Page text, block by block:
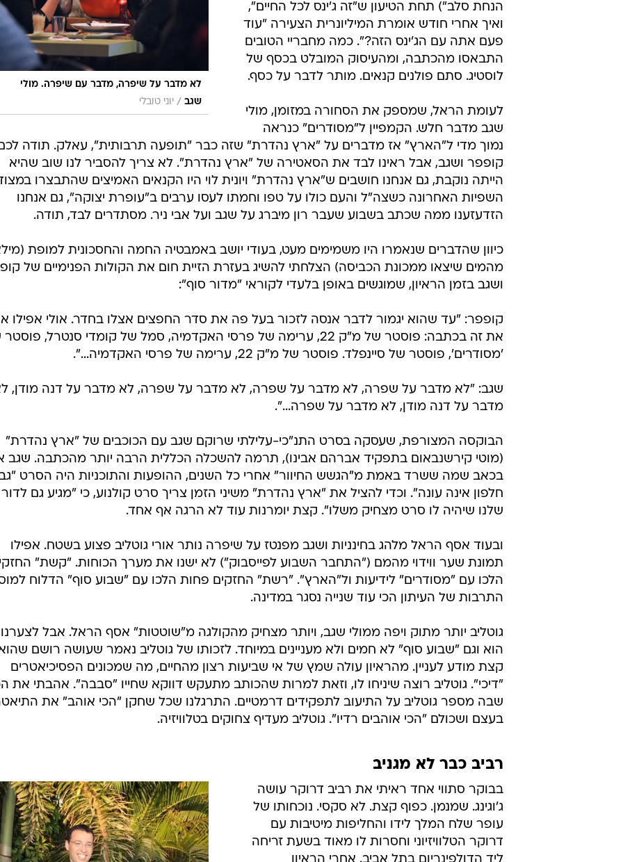
לא מדבר על שיפרה, מדבר עם שיפרה. מולי
שגב / יוני טובלי
הנחת סלב") תחת הטיעון ש"זה ג'ינס לכל החיים",
ואיך אחרי חודש אומרת המיליונרית הצעירה "עוד
פעם אתה עם הג'ינס הזה?". כמה מחבריי הטובים
התבאסו מהכתבה, ומהעיסוק המובלט בכסף של
לוסטיג. סתם פולנים קנאים. מותר לדבר על כסף.
לעומת הראל, שמספק את הסחורה במזומן, מולי
שגב מדבר חלש. הקמפיין ל"מסודרים" כנראה
נמוך מדי ל"הארץ" אז מדברים על "ארץ נהדרת" שזה כבר "תופעה תרבותית", עאלק. תודה
קופפר ושגב, אבל ראינו לבד את הסאטירה של "ארץ נהדרת". לא צריך להסביר לנו שוב שהיא
הייתה נוקבת, גם אנחנו חושבים ש"ארץ נהדרת" ויונית לוי היו הקנאים האמיצים שהתבצרו
השפיות האחרונה כשצה"ל והעם כולו על טפו וחמתו לעסו ערבים ב"עופרת יצוקה", גם אנחנו
הזדעזענו ממה שכתב בשבוע שעבר רון מיברג על שגב ועל אבי ניר. מסתדרים לבד, תודה.
כיוון שהדברים שנאמרו היו משמימים מעט, בעודי יושב באמבטיה החמה והחסכונית למופת
מהמים שיצאו ממכונת הכביסה) הצלחתי להשיג בעזרת הזיית חום את הקולות הפנימיים של
ושגב בזמן הראיון, שמוגשים באופן בלעדי לקוראי "מדור סוף":
קופפר: "עד שהוא יגמור לדבר אנסה לזכור בעל פה את סדר החפצים אצלו בחדר. אולי אפילו
את זה בכתבה: פוסטר של מ"ק 22, ערימה של פרסי האקדמיה, סמל של קומדי סנטרל,
'מסודרים', פוסטר של סיינפלד. פוסטר של מ"ק 22, ערימה של פרסי האקדמיה...".
שגב: "לא מדבר על שפרה, לא מדבר על שפרה, לא מדבר על שפרה, לא מדבר על דנה מודן,
מדבר על דנה מודן, לא מדבר על שפרה...".
הבוקסה המצורפת, שעסקה בסרט התנ"כי-עלילתי שרוקם שגב עם הכוכבים של "ארץ נהדרת"
(מוטי קירשנבאום בתפקיד אברהם אבינו), תרמה להשכלה הכללית הרבה יותר מהכתבה. שגב
בכאב שמה ששרד באמת מ"הגשש החיוור" אחרי כל השנים, ההופעות והתוכניות היה הסרט
חלפון אינה עונה". וכדי להציל את "ארץ נהדרת" משיני הזמן צריך סרט קולנוע, כי "מגיע גם לדור
שלנו שיהיה לו סרט מצחיק משלו". קצת יומרנות עוד לא הרגה אף אחד.
ובעוד אסף הראל מלהג בחינניות ושגב מפנטז על שיפרה נותר אורי גוטליב פצוע בשטח. אפילו
תמונת שער ווידוי מהמם ("התחבר השבוע לפייסבוק") לא ישנו את מערך הכוחות. "קשת"
הלכו עם "מסודרים" לידיעות ול"הארץ". "רשת" החזקים פחות הלכו עם "שבוע סוף" הדלוח
התרבות של העיתון הכי עוד שנייה נסגר במדינה.
גוטליב יותר מתוק ויפה ממולי שגב, ויותר מצחיק מהקולגה מ"שוטטות" אסף הראל. אבל
הוא וגם "שבוע סוף" לא חמים ולא מעניינים במיוחד. לזכותו של גוטליב נאמר שעושה רושם
קצת מודע לעניין. מהראיון עולה שמץ של אי שביעות רצון מהחיים, מה שמכונים הפסיכיאטרים
"דיכי". גוטליב רוצה שיניחו לו, וזאת למרות שהכותב מתעקש דווקא שחייו "סבבה". אהבתי את
שבה מספר גוטליב על התיעוב לתפקידים דרמטיים. התרגלנו שכל שחקן "הכי אוהב" את
בעצם ושכולם "הכי אוהבים רדיו". גוטליב מעדיף צחוקים בטלוויזיה.
רביב כבר לא מגניב
בבוקר סתווי אחד ראיתי את רביב דרוקר עושה
ג'וגינג. שמנמן. כפוף קצת. לא סקסי. נוכחותו של
עופר שלח המלך לידו והחליפות מיטיבות עם
דרוקר הטלוויזיוני וחסרות לו מאוד בשעת זריחה